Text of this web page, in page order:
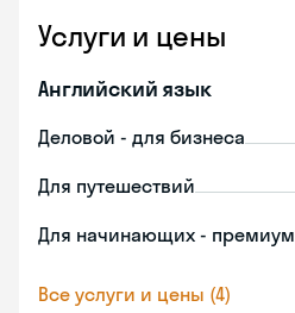
Услуги и цены
Английский язык
Деловой - для бизнеса
Для путешествий
Для начинающих - премиум
Все услуги и цены (4)